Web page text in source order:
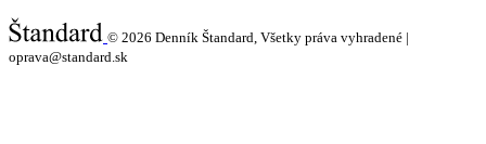
© 2026 Denník Štandard, Všetky práva vyhradené |
oprava@standard.sk